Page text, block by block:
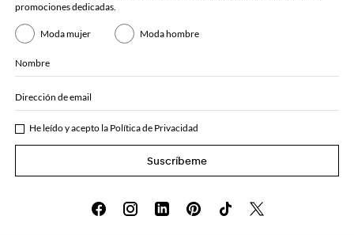
promociones dedicadas.
Moda mujer Moda hombre
Nombre
Dirección de email
He leído y acepto la Política de Privacidad
Suscríbeme